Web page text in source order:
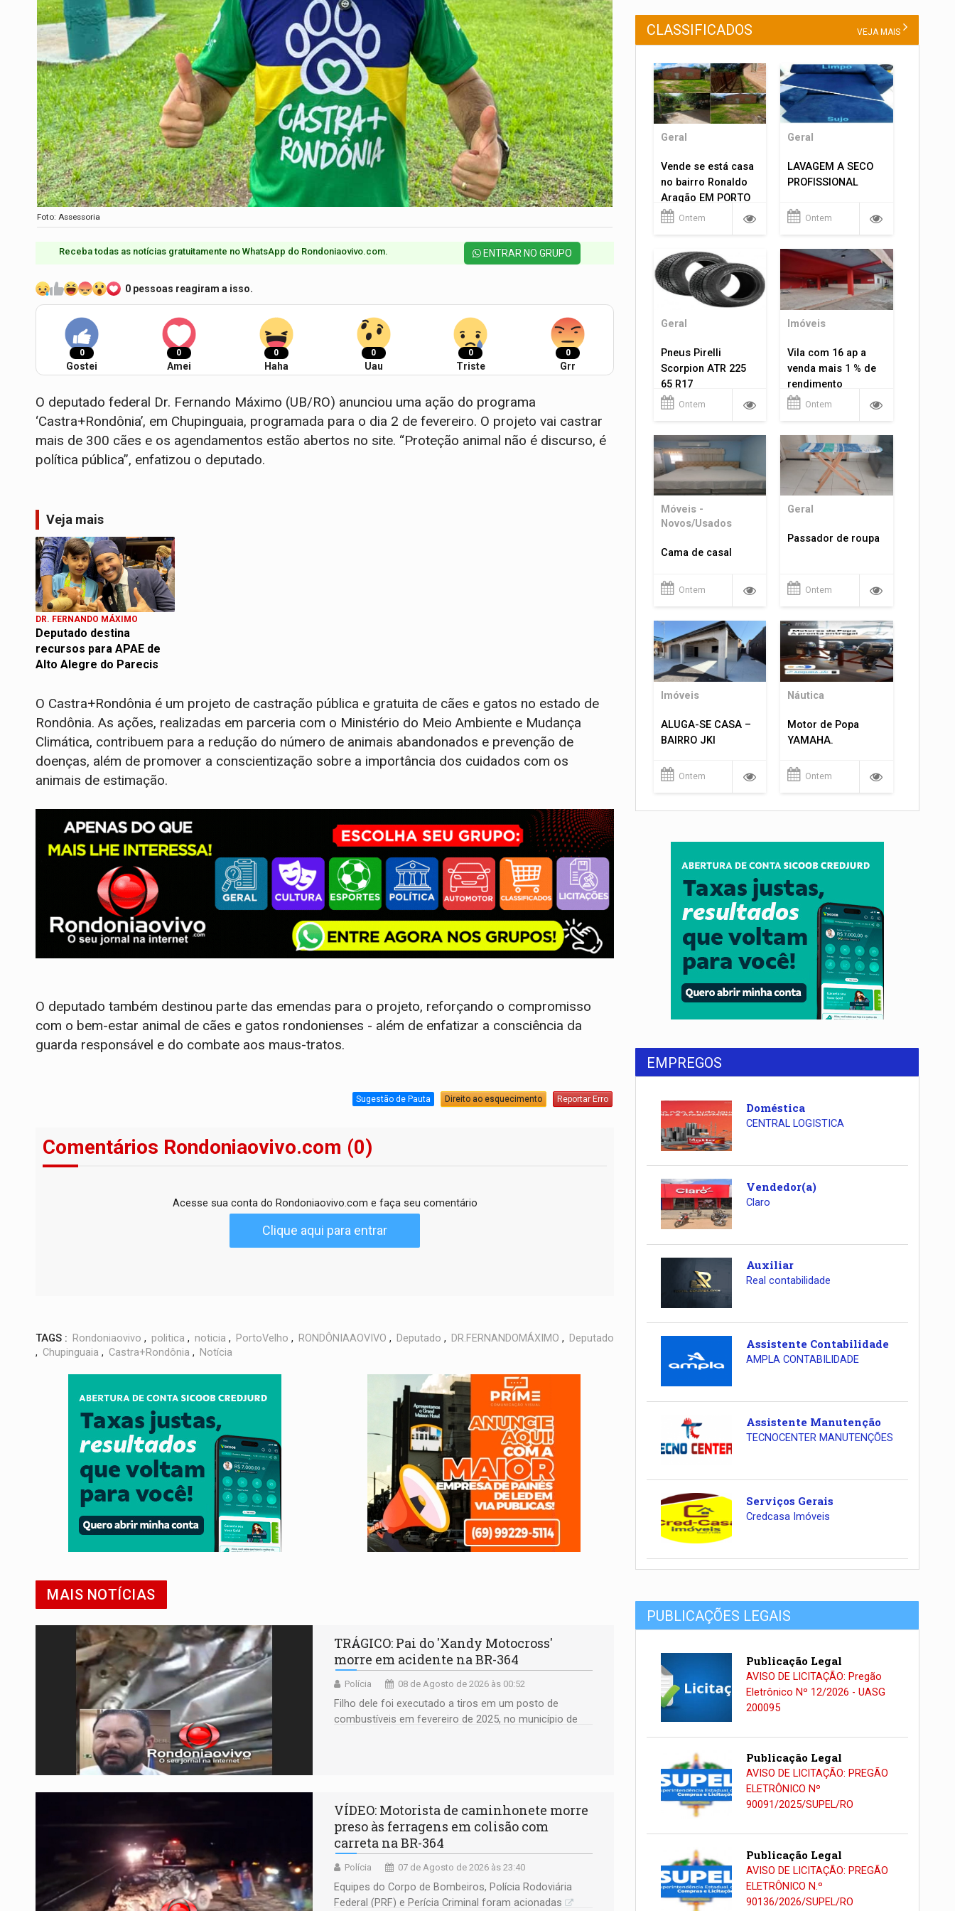
Foto: Assessoria
Receba todas as notícias gratuitamente no WhatsApp do Rondoniaovivo.com.​ ENTRAR NO GRUPO
0 pessoas reagiram a isso.
0
Gostei
0
Amei
0
Haha
0
Uau
0
Triste
0
Grr
O deputado federal Dr. Fernando Máximo (UB/RO) anunciou uma ação do programa
‘Castra+Rondônia’, em Chupinguaia, programada para o dia 2 de fevereiro. O projeto vai castrar
mais de 300 cães e os agendamentos estão abertos no site. “Proteção animal não é discurso, é
política pública”, enfatizou o deputado.
Veja mais
DR. FERNANDO MÁXIMO
Deputado destina
recursos para APAE de
Alto Alegre do Parecis
O Castra+Rondônia é um projeto de castração pública e gratuita de cães e gatos no estado de
Rondônia. As ações, realizadas em parceria com o Ministério do Meio Ambiente e Mudança
Climática, contribuem para a redução do número de animais abandonados e prevenção de
doenças, além de promover a conscientização sobre a importância dos cuidados com os
animais de estimação.
​O deputado também destinou parte das emendas para o projeto, reforçando o compromisso
com o bem-estar animal de cães e gatos rondonienses - além de enfatizar a consciência da
guarda responsável e do combate aos maus-tratos.
Sugestão de Pauta Direito ao esquecimento Reportar Erro
Comentários Rondoniaovivo.com (0)
Acesse sua conta do Rondoniaovivo.com e faça seu comentário
Clique aqui para entrar
TAGS : Rondoniaovivo , politica , noticia , PortoVelho , RONDÔNIAAOVIVO , Deputado , DR.FERNANDOMÁXIMO , Deputado
, Chupinguaia , Castra+Rondônia , Notícia
MAIS NOTÍCIAS
TRÁGICO: Pai do 'Xandy Motocross'
morre em acidente na BR-364
Polícia 08 de Agosto de 2026 às 00:52
Filho dele foi executado a tiros em um posto de
combustíveis em fevereiro de 2025, no município de
VÍDEO: Motorista de caminhonete morre
preso às ferragens em colisão com
carreta na BR-364
Polícia 07 de Agosto de 2026 às 23:40
Equipes do Corpo de Bombeiros, Polícia Rodoviária
Federal (PRF) e Perícia Criminal foram acionadas
CLASSIFICADOS VEJA MAIS
Geral
Vende se está casa
no bairro Ronaldo
Aragão EM PORTO
VELHO RO.
Ontem
Geral
LAVAGEM A SECO
PROFISSIONAL
Ontem
Geral
Pneus Pirelli
Scorpion ATR 225
65 R17
Ontem
Imóveis
Vila com 16 ap a
venda mais 1 % de
rendimento
Ontem
Móveis -
Novos/Usados
Cama de casal
Ontem
Geral
Passador de roupa
Ontem
Imóveis
ALUGA-SE CASA –
BAIRRO JKI
Ontem
Náutica
Motor de Popa
YAMAHA.
Ontem
EMPREGOS
Doméstica
CENTRAL LOGISTICA
Vendedor(a)
Claro
Auxiliar
Real contabilidade
Assistente Contabilidade
AMPLA CONTABILIDADE
Assistente Manutenção
TECNOCENTER MANUTENÇÕES
Serviços Gerais
Credcasa Imóveis
PUBLICAÇÕES LEGAIS
Publicação Legal
AVISO DE LICITAÇÃO: Pregão
Eletrônico Nº 12/2026 - UASG
200095
Publicação Legal
AVISO DE LICITAÇÃO: PREGÃO
ELETRÔNICO Nº
90091/2025/SUPEL/RO
Publicação Legal
AVISO DE LICITAÇÃO: PREGÃO
ELETRÔNICO N.º
90136/2026/SUPEL/RO